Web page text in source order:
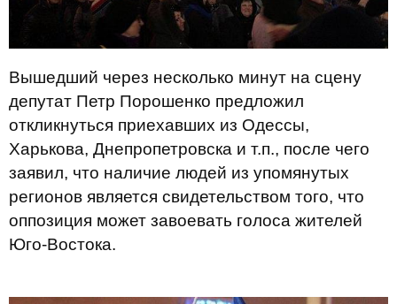
Вышедший через несколько минут на сцену
депутат Петр Порошенко предложил
откликнуться приехавших из Одессы,
Харькова, Днепропетровска и т.п., после чего
заявил, что наличие людей из упомянутых
регионов является свидетельством того, что
оппозиция может завоевать голоса жителей
Юго-Востока.